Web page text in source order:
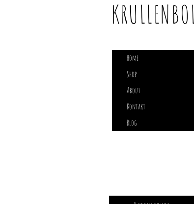
KRULLENBOL
Home
Shop
About
Kontakt
Blog